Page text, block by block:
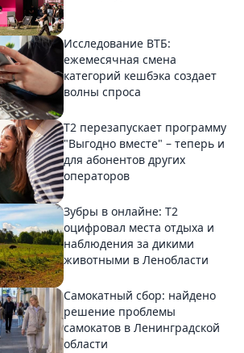
Исследование ВТБ:
ежемесячная смена
категорий кешбэка создает
волны спроса
Т2 перезапускает программу
"Выгодно вместе" – теперь и
для абонентов других
операторов
Зубры в онлайне: Т2
оцифровал места отдыха и
наблюдения за дикими
животными в Ленобласти
Самокатный сбор: найдено
решение проблемы
самокатов в Ленинградской
области